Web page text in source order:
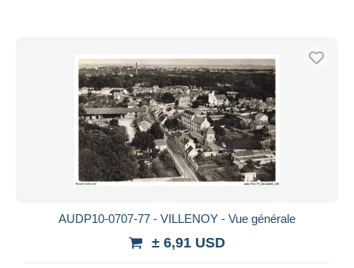
AUDP10-0707-77 - VILLENOY - Vue générale
± 6,91 USD